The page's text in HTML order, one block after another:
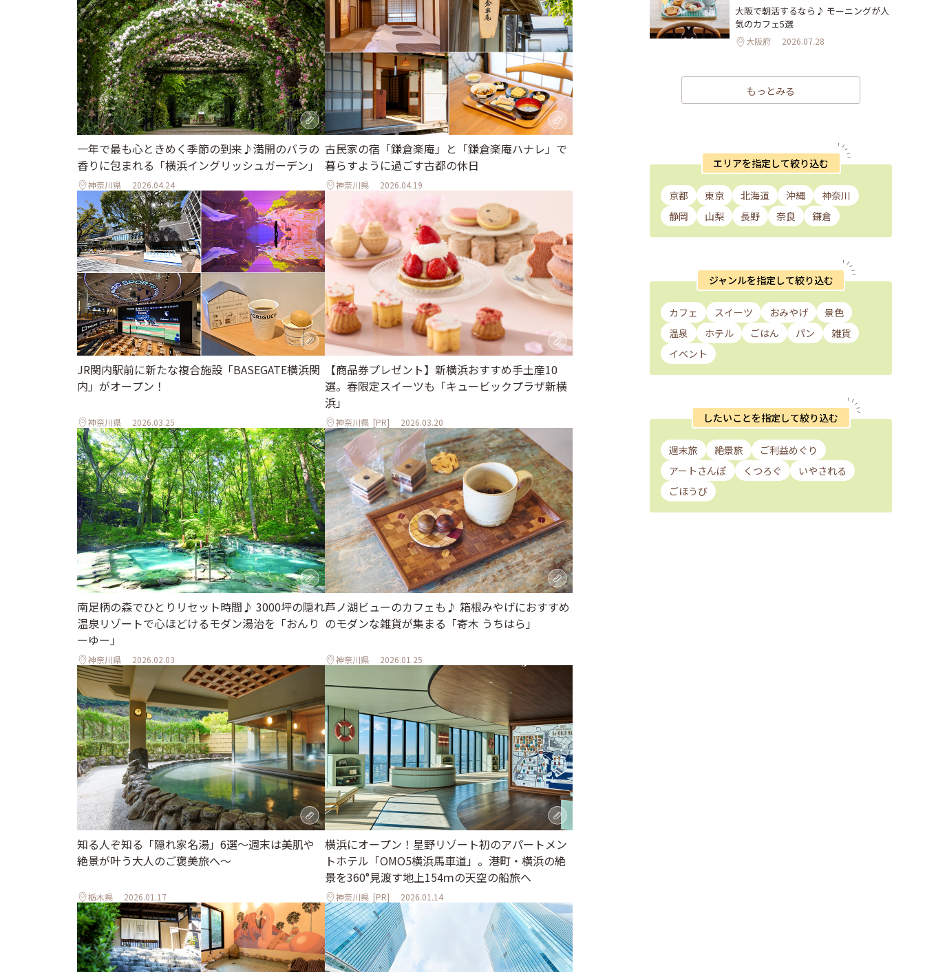
一年で最も心ときめく季節の到来♪満開のバラの
香りに包まれる「横浜イングリッシュガーデン」
神奈川県 2026.04.24
古民家の宿「鎌倉楽庵」と「鎌倉楽庵ハナレ」で
暮らすように過ごす古都の休日
神奈川県 2026.04.19
JR関内駅前に新たな複合施設「BASEGATE横浜関
内」がオープン！
神奈川県 2026.03.25
【商品券プレゼント】新横浜おすすめ手土産10
選。春限定スイーツも「キュービックプラザ新横
浜」
神奈川県 [PR] 2026.03.20
南足柄の森でひとりリセット時間♪ 3000坪の隠れ
温泉リゾートで心ほどけるモダン湯治を「おんり
ーゆー」
神奈川県 2026.02.03
芦ノ湖ビューのカフェも♪ 箱根みやげにおすすめ
のモダンな雑貨が集まる「寄木 うちはら」
神奈川県 2026.01.25
知る人ぞ知る「隠れ家名湯」6選～週末は美肌や
絶景が叶う大人のご褒美旅へ～
栃木県 2026.01.17
横浜にオープン！星野リゾート初のアパートメン
トホテル「OMO5横浜馬車道」。港町・横浜の絶
景を360°見渡す地上154ｍの天空の船旅へ
神奈川県 [PR] 2026.01.14
大阪で朝活するなら♪ モーニングが人
気のカフェ5選
大阪府 2026.07.28
もっとみる
エリアを指定して絞り込む
京都 東京 北海道 沖縄
神奈川
静岡
山梨 長野 奈良 鎌倉
ジャンルを指定して絞り込む
カフェ スイーツ おみやげ
景色
温泉
ホテル ごはん パン
雑貨
イベント
したいことを指定して絞り込む
週末旅 絶景旅
ご利益めぐり
アートさんぽ
くつろぐ
いやされる
ごほうび